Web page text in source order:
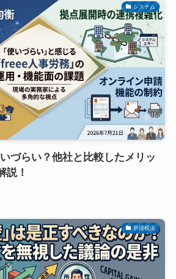
システム
づらい？他社と比較したメリッ
説！
所得税法